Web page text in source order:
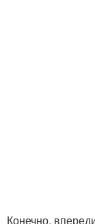
Конечно,